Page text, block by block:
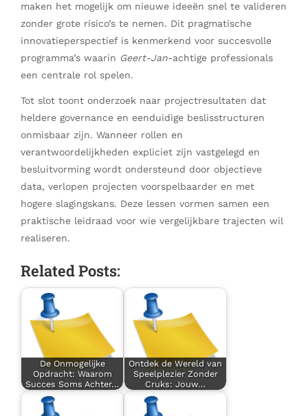
maken het mogelijk om nieuwe ideeën snel te valideren
zonder grote risico’s te nemen. Dit pragmatische
innovatieperspectief is kenmerkend voor succesvolle
programma’s waarin Geert-Jan-achtige professionals
een centrale rol spelen.
Tot slot toont onderzoek naar projectresultaten dat
heldere governance en eenduidige beslisstructuren
onmisbaar zijn. Wanneer rollen en
verantwoordelijkheden expliciet zijn vastgelegd en
besluitvorming wordt ondersteund door objectieve
data, verlopen projecten voorspelbaarder en met
hogere slagingskans. Deze lessen vormen samen een
praktische leidraad voor wie vergelijkbare trajecten wil
realiseren.
Related Posts:
De Onmogelijke
Opdracht: Waarom
Succes Soms Achter…
Ontdek de Wereld van
Speelplezier Zonder
Cruks: Jouw…